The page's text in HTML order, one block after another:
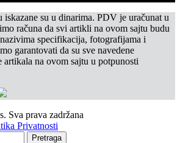
iskazane su u dinarima. PDV je uračunat u
računa da svi artikli na ovom sajtu budu
specifikacija, fotografijama i
garantovati da su sve navedene
na ovom sajtu u potpunosti
Sva prava zadržana
Privatnosti
Pretraga